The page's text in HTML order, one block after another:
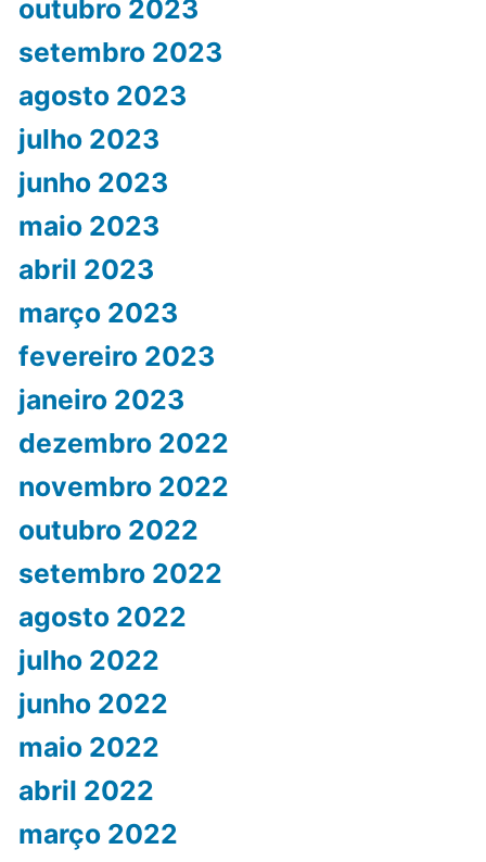
outubro 2023
setembro 2023
agosto 2023
julho 2023
junho 2023
maio 2023
abril 2023
março 2023
fevereiro 2023
janeiro 2023
dezembro 2022
novembro 2022
outubro 2022
setembro 2022
agosto 2022
julho 2022
junho 2022
maio 2022
abril 2022
março 2022